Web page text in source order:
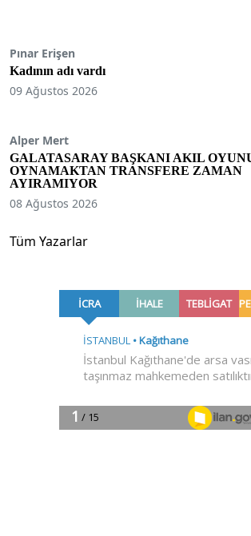
Pınar Erişen
Kadının adı vardı
09 Ağustos 2026
Alper Mert
GALATASARAY BAŞKANI AKIL
OYNAMAKTAN TRANSFERE ZAMAN
AYIRAMIYOR
08 Ağustos 2026
Tüm Yazarlar